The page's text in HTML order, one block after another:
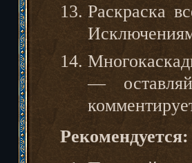
Раскраска
—
Рекомендуется: